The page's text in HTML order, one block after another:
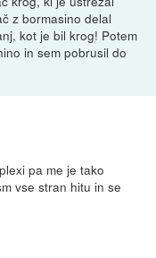
z bormasino delal
kot je bil krog! Potem
in sem pobrusil do
pa me je tako
vse stran hitu in se